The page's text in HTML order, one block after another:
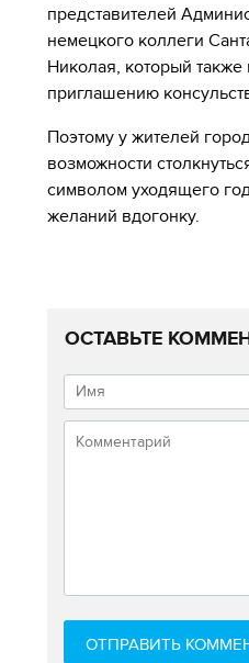
представителей
немецкого коллеги
Николая, который также
приглашению
Поэтому у жителей
возможности
символом уходящего
желаний вдогонку.
ОСТАВЬТЕ
ОТПРАВИТЬ